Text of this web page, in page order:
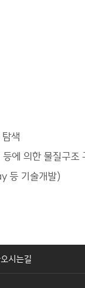
색
에 의한 물질구조
등 기술개발)
시는길